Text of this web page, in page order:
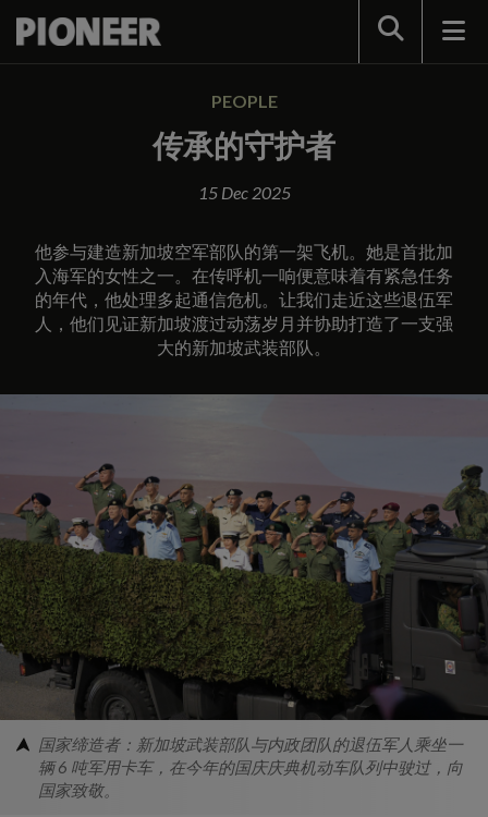
Search
PEOPLE
传承的守护者
15 Dec 2025
他参与建造新加坡空军部队的第一架飞机。她是首批加
入海军的女性之一。在传呼机一响便意味着有紧急任务
的年代，他处理多起通信危机。让我们走近这些退伍军
人，他们见证新加坡渡过动荡岁月并协助打造了一支强
大的新加坡武装部队。
国家缔造者：新加坡武装部队与内政团队的退伍军人乘坐一
辆 6 吨军用卡车，在今年的国庆庆典机动车队列中驶过，向
国家致敬。